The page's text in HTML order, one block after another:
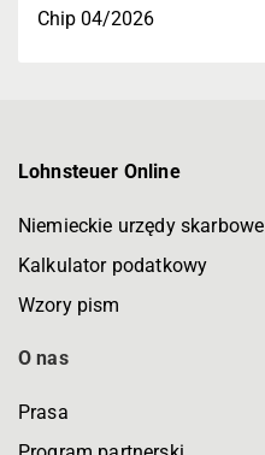
Chip 04/2026
Lohnsteuer Online
Niemieckie urzędy skarbowe
Kalkulator podatkowy
Wzory pism
O nas
Prasa